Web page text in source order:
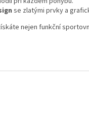
se zlatými prvky a
nejen funkční